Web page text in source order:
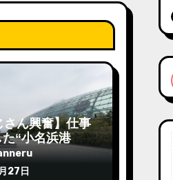
さん興奮】仕事
“小名浜港イ
熱すぎた！
27日